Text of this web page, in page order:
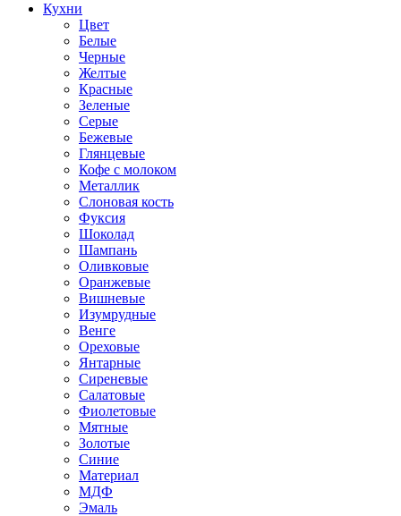
Кухни
Цвет
Белые
Черные
Желтые
Красные
Зеленые
Серые
Бежевые
Глянцевые
Кофе с молоком
Металлик
Слоновая кость
Фуксия
Шоколад
Шампань
Оливковые
Оранжевые
Вишневые
Изумрудные
Венге
Ореховые
Янтарные
Сиреневые
Салатовые
Фиолетовые
Мятные
Золотые
Синие
Материал
МДФ
Эмаль